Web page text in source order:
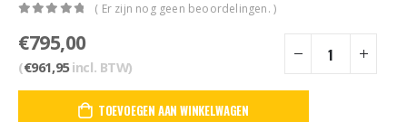
( Er zijn nog geen beoordelingen. )
€795,00
(€961,95incl. BTW)
TOEVOEGEN AAN WINKELWAGEN